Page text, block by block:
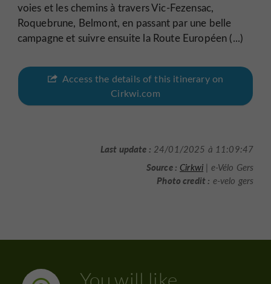
voies et les chemins à travers Vic-Fezensac,
Roquebrune, Belmont, en passant par une belle
campagne et suivre ensuite la Route Européen (...)
Access the details of this itinerary on
Cirkwi.com
Last update : 24/01/2025 à 11:09:47
Source : Cirkwi | e-Vélo Gers
Photo credit : e-velo gers